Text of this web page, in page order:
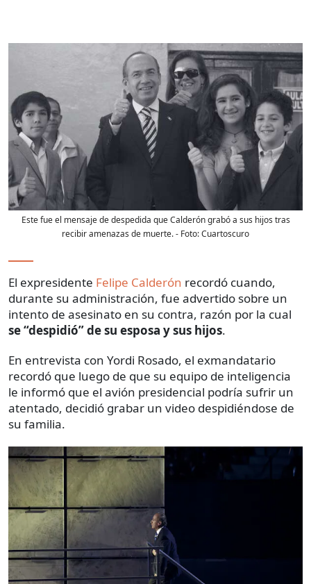
Este fue el mensaje de despedida que Calderón grabó a sus hijos tras
recibir amenazas de muerte.- Foto:Cuartoscuro
El expresidente Felipe Calderón recordó cuando,
durante su administración, fue advertido sobre un
intento de asesinato en su contra, razón por la cual
se “despidió” de su esposa y sus hijos.
En entrevista con Yordi Rosado, el exmandatario
recordó que luego de que su equipo de inteligencia
le informó que el avión presidencial podría sufrir un
atentado, decidió grabar un video despidiéndose de
su familia.